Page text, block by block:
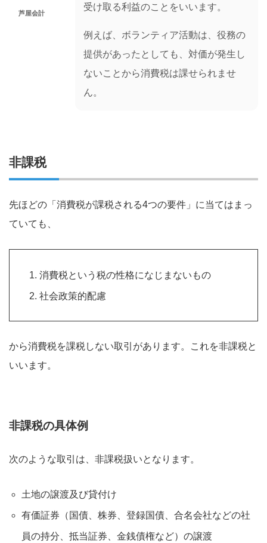
芦屋会計
受け取る利益のことをいいます。
例えば、ボランティア活動は、役務の
提供があったとしても、対価が発生し
ないことから消費税は課せられませ
ん。
非課税
先ほどの「消費税が課税される4つの要件」に当てはまっ
ていても、
消費税という税の性格になじまないもの
社会政策的配慮
から消費税を課税しない取引があります。これを非課税と
いいます。
非課税の具体例
次のような取引は、非課税扱いとなります。
土地の譲渡及び貸付け
有価証券（国債、株券、登録国債、合名会社などの社
員の持分、抵当証券、金銭債権など）の譲渡